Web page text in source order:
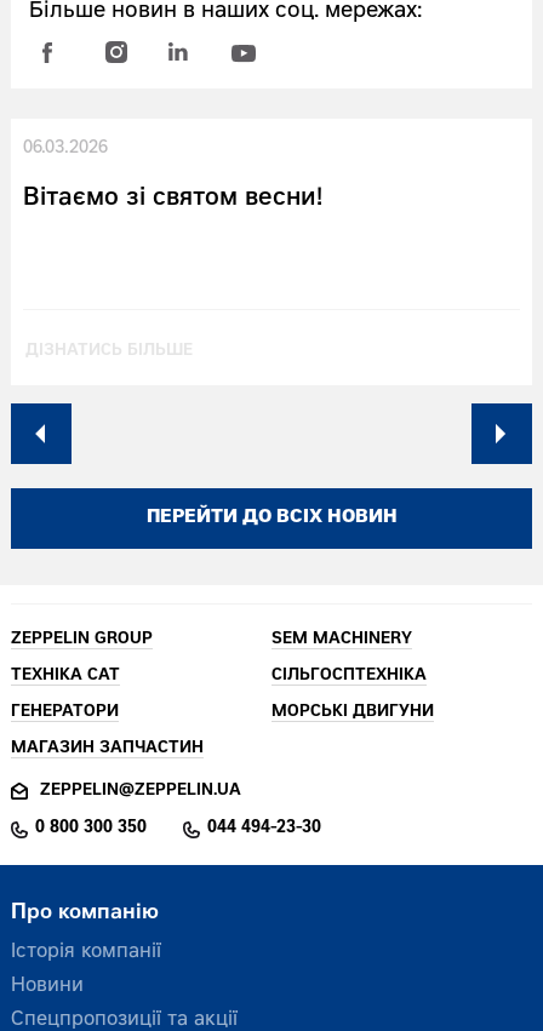
Більше новин в наших соц. мережах:
06.03.2026
Вітаємо зі святом весни!
ДІЗНАТИСЬ БІЛЬШЕ
ПЕРЕЙТИ ДО ВСІХ НОВИН
ZEPPELIN GROUP SEM MACHINERY
ТЕХНІКА CAT СІЛЬГОСПТЕХНІКА
ГЕНЕРАТОРИ МОРСЬКІ ДВИГУНИ
МАГАЗИН ЗАПЧАСТИН
ZEPPELIN@ZEPPELIN.UA
0 800 300 350 044 494-23-30
Про компанію
Історія компанії
Новини
Спецпропозиції та акції